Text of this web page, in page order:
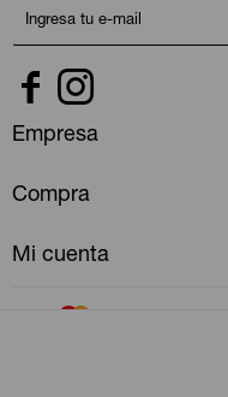
 
Empresa
Compra
Mi cuenta